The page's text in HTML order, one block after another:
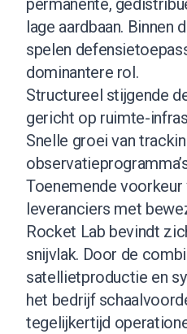
permanente,
lage aardbaan. Binnen
spelen
dominantere rol.
Structureel stijgende
gericht op ruimte-
Snelle groei van
Toenemende
leveranciers met
Rocket Lab bevindt
snijvlak. Door de
satellietproductie en
het bedrijf
tegelijkertijd